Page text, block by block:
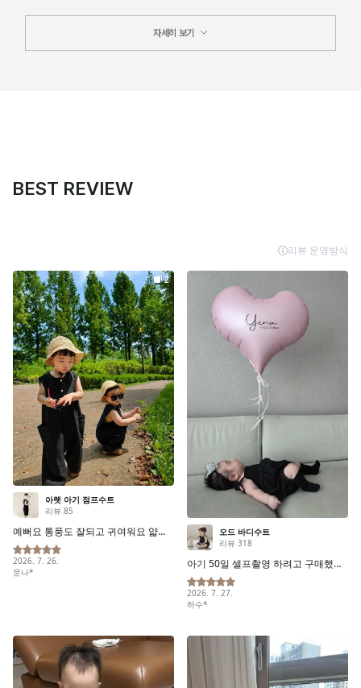
자세히 보기
BEST REVIEW